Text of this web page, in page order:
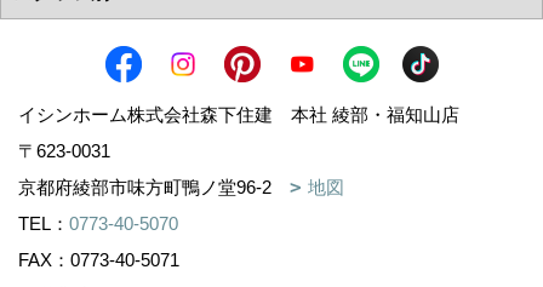
イシンホーム株式会社森下住建 本社 綾部・福知山店
〒623-0031
京都府綾部市味方町鴨ノ堂96-2
地図
TEL： 0773-40-5070
FAX：0773-40-5071